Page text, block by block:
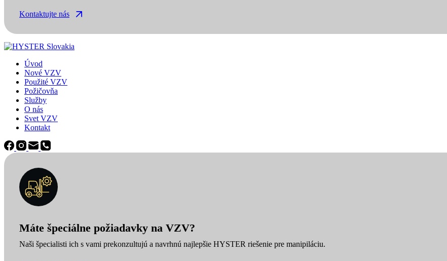
Kontaktujte nás
Úvod
Nové VZV
Použité VZV
Požičovňa
Služby
O nás
Svet VZV
Kontakt
Máte špeciálne požiadavky na VZV?
Naši špecialisti ich s vami prekonzultujú a navrhnú najlepšie HYSTER riešenie pre manipiláciu.